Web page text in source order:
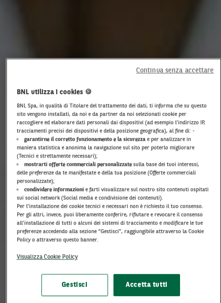
BNL utilizza i cookies 🍪
BNL Spa, in qualità di Titolare del trattamento dei dati, ti informa che su questo
sito vengono installati, da noi e da partner da noi selezionati cookie per
raccogliere ed elaborare dati personali dai dispositivi (ad esempio l’indirizzo IP,
tracciamenti precisi dei dispositivi e della posizione geografica), al fine di: -
garantirne il corretto funzionamento e la sicurezzae per analizzare in
maniera statistica e anonima la navigazione sul sito per poterlo migliorare
(Tecnici e strettamente necessari);
mostrarti offerte commerciali personalizzatesulla base dei tuoi interessi,
delle preferenze da te manifestate e della tua posizione (Offerte commerciali
personalizzate);
condividere informazionie farti visualizzare sul nostro sito contenuti ospitati
sui social network (Social media e condivisione dei contenuti).
Per l’installazione dei cookie tecnici e necessari non è richiesto il tuo consenso.
Per gli altri, invece, puoi liberamente conferire, rifiutare e revocare il consenso
all’installazione di tutti o alcuni dei sistemi di tracciamento e modificare le tue
preferenze accedendo alla sezione “Gestisci”, raggiungibile attraverso la Cookie
Policy o attraverso questo banner.
Visualizza Cookie Policy
Gestisci Accetta tutti
Continua senza accettare